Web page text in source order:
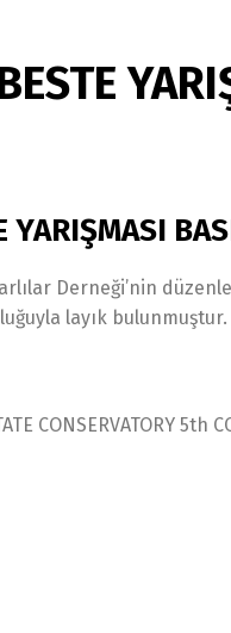
YARIŞMASI
Derneği’nin
layık bulunmuştur.
CONSERVATORY